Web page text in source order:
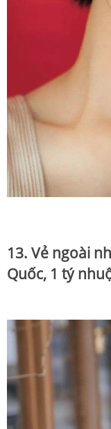
13. Vẻ ngoài
Quốc, 1 tý